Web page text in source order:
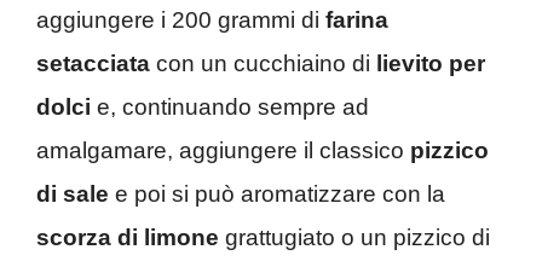
aggiungere i 200 grammi di farina
setacciata con un cucchiaino di lievito per
dolci e, continuando sempre ad
amalgamare, aggiungere il classico pizzico
di sale e poi si può aromatizzare con la
scorza di limone grattugiato o un pizzico di